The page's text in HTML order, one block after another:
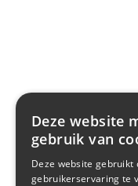
Deze website
gebruik van
Deze website gebruikt
gebruikerservaring te